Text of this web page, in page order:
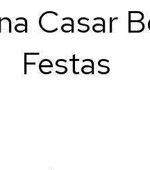
Casar
Festas